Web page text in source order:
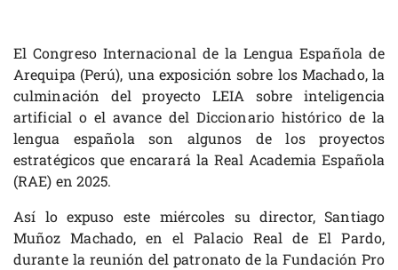
El Congreso Internacional de la Lengua Española de
Arequipa (Perú), una exposición sobre los Machado, la
culminación del proyecto LEIA sobre inteligencia
artificial o el avance del Diccionario histórico de la
lengua española son algunos de los proyectos
estratégicos que encarará la Real Academia Española
(RAE) en 2025.
Así lo expuso este miércoles su director, Santiago
Muñoz Machado, en el Palacio Real de El Pardo,
durante la reunión del patronato de la Fundación Pro